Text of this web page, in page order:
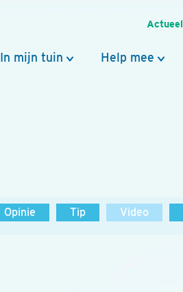
Actueel
In mijn tuin Help mee
Opinie Tip Video